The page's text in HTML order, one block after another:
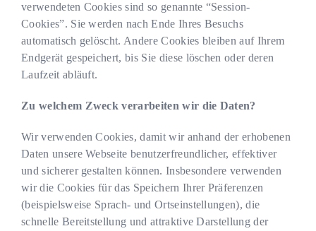
verwendeten Cookies sind so genannte “Session-
Cookies”. Sie werden nach Ende Ihres Besuchs
automatisch gelöscht. Andere Cookies bleiben auf Ihrem
Endgerät gespeichert, bis Sie diese löschen oder deren
Laufzeit abläuft.
Zu welchem Zweck verarbeiten wir die Daten?
Wir verwenden Cookies, damit wir anhand der erhobenen
Daten unsere Webseite benutzerfreundlicher, effektiver
und sicherer gestalten können. Insbesondere verwenden
wir die Cookies für das Speichern Ihrer Präferenzen
(beispielsweise Sprach- und Ortseinstellungen), die
schnelle Bereitstellung und attraktive Darstellung der